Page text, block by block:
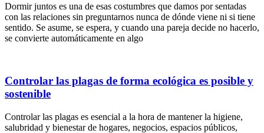
Dormir juntos es una de esas costumbres que damos por sentadas
con las relaciones sin preguntarnos nunca de dónde viene ni si tiene
sentido. Se asume, se espera, y cuando una pareja decide no hacerlo,
se convierte automáticamente en algo
Controlar las plagas de forma ecológica es posible y
sostenible
Controlar las plagas es esencial a la hora de mantener la higiene,
salubridad y bienestar de hogares, negocios, espacios públicos,